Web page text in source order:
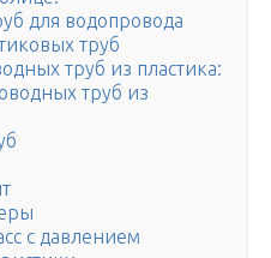
для водопровода
труб
труб из пластика:
труб из
с давлением